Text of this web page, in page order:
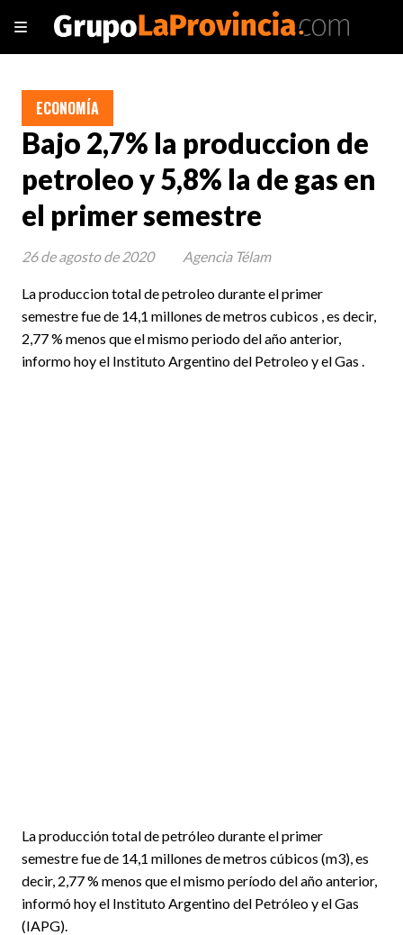
Bajo 2,7% la produccion de
petroleo y 5,8% la de gas en
el primer semestre
La produccion total de petroleo durante el primer
semestre fue de 14,1 millones de metros cubicos , es decir,
2,77 % menos que el mismo periodo del año anterior,
informo hoy el Instituto Argentino del Petroleo y el Gas .
ECONOMÍA
26 de agosto de 2020 Agencia Télam
La producción total de petróleo durante el primer
semestre fue de 14,1 millones de metros cúbicos (m3), es
decir, 2,77 % menos que el mismo período del año anterior,
informó hoy el Instituto Argentino del Petróleo y el Gas
(IAPG).